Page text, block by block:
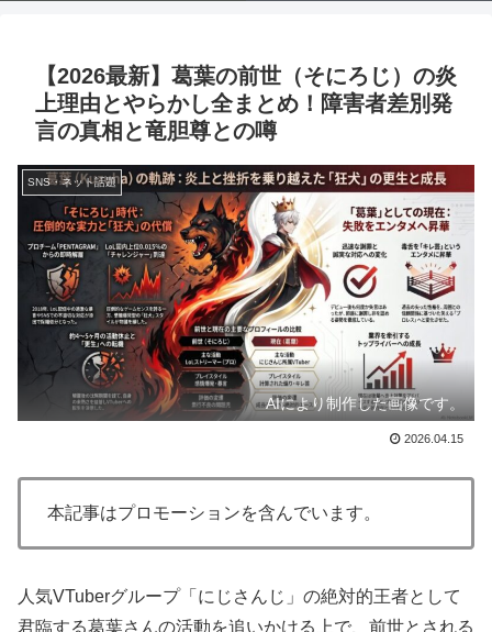
【2026最新】葛葉の前世（そにろじ）の炎
上理由とやらかし全まとめ！障害者差別発
言の真相と竜胆尊との噂
SNS・ネット話題
AIにより制作した画像です。
2026.04.15
本記事はプロモーションを含んでいます。
人気VTuberグループ「にじさんじ」の絶対的王者として
君臨する葛葉さんの活動を追いかける上で、前世とされる